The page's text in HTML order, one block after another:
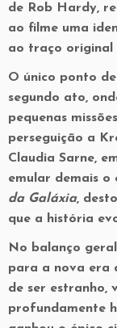
de Rob Hardy,
ao filme uma
ao traço original
O único ponto
segundo ato,
pequenas
perseguição a
Claudia Sarne,
emular demais
da Galáxia,
que a história
No balanço
para a nova era
de ser estranho,
profundamente